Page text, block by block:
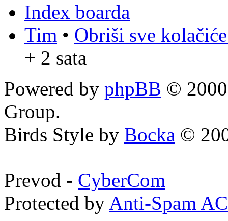
Index boarda
Tim • Obriši sve
+ 2 sata
Powered by phpBB ©
Group.
Birds Style by Bocka ©
Prevod - CyberCom
Protected by Anti-Spam